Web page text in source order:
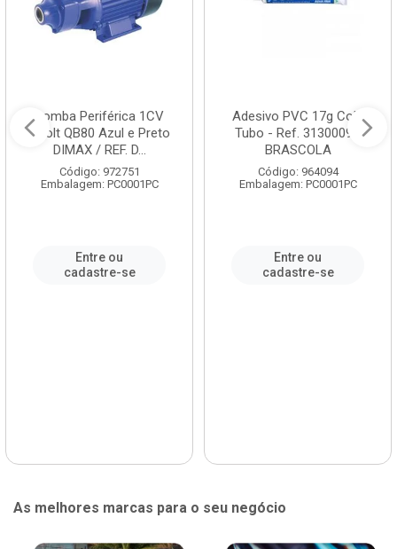
Bomba Periférica 1CV
Bivolt QB80 Azul e Preto
DIMAX / REF. D...
Código: 972751
Embalagem: PC0001PC
Entre ou
cadastre-se
Adesivo PVC 17g Cola
Tubo - Ref. 3130009 -
BRASCOLA
Código: 964094
Embalagem: PC0001PC
Entre ou
cadastre-se
As melhores marcas para o seu negócio